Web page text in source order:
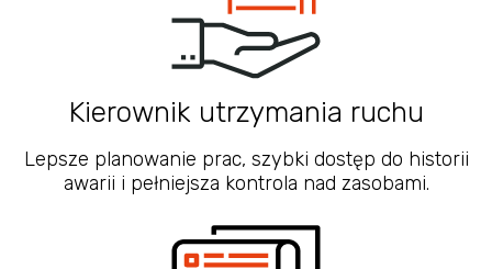
Kierownik utrzymania ruchu
Lepsze planowanie prac, szybki dostęp do historii
awarii i pełniejsza kontrola nad zasobami.